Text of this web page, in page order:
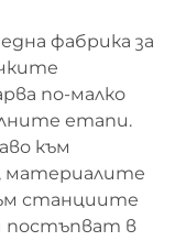
фабрика за
по-малко
етапи.
към
материалите
станциите
постъпват в